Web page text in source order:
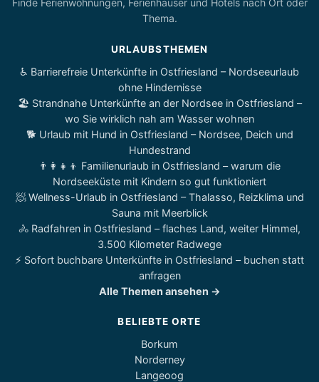
Finde Ferienwohnungen, Ferienhäuser und Hotels nach Ort oder
Thema.
URLAUBSTHEMEN
♿ Barrierefreie Unterkünfte in Ostfriesland – Nordseeurlaub
ohne Hindernisse
🏖️ Strandnahe Unterkünfte an der Nordsee in Ostfriesland –
wo Sie wirklich nah am Wasser wohnen
🐕 Urlaub mit Hund in Ostfriesland – Nordsee, Deich und
Hundestrand
👨‍👩‍👧‍👦 Familienurlaub in Ostfriesland – warum die
Nordseeküste mit Kindern so gut funktioniert
🧖 Wellness-Urlaub in Ostfriesland – Thalasso, Reizklima und
Sauna mit Meerblick
🚴 Radfahren in Ostfriesland – flaches Land, weiter Himmel,
3.500 Kilometer Radwege
⚡ Sofort buchbare Unterkünfte in Ostfriesland – buchen statt
anfragen
Alle Themen ansehen →
BELIEBTE ORTE
Borkum
Norderney
Langeoog